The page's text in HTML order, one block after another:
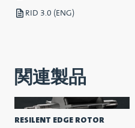
RID 3.0 (ENG)
関連製品
RESILENT EDGE ROTOR